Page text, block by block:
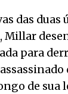
das duas
Millar
para
de sua